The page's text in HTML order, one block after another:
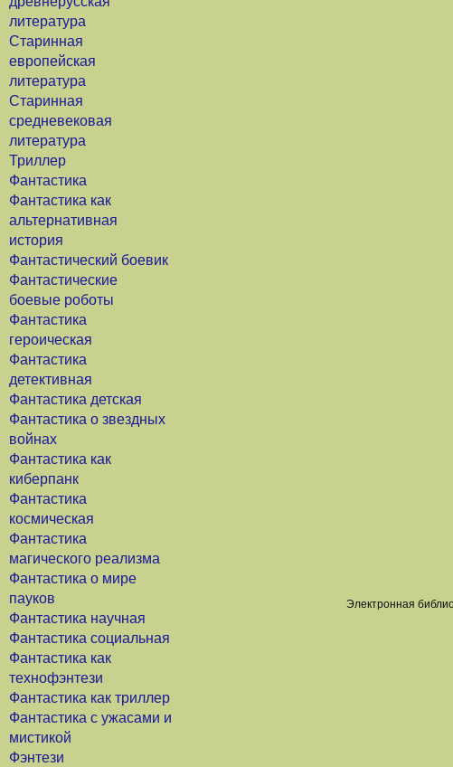
литература
Старинная
европейская
литература
Старинная
средневековая
литература
Триллер
Фантастика
Фантастика как
альтернативная
история
Фантастический боевик
Фантастические
боевые роботы
Фантастика
героическая
Фантастика
детективная
Фантастика детская
Фантастика о звездных
войнах
Фантастика как
киберпанк
Фантастика
космическая
Фантастика
магического реализма
Фантастика о мире
пауков
Фантастика научная
Фантастика социальная
Фантастика как
технофэнтези
Фантастика как триллер
Фантастика с ужасами и
мистикой
Фэнтези
Электронная